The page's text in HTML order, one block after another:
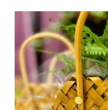
AÑADIR AL